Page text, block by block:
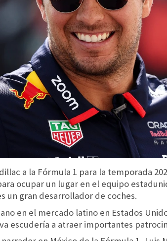
a la Fórmula 1 para la temporada
ocupar un lugar en el equipo
un gran desarrollador de coches.
en el mercado latino en Estados
escudería a atraer importantes